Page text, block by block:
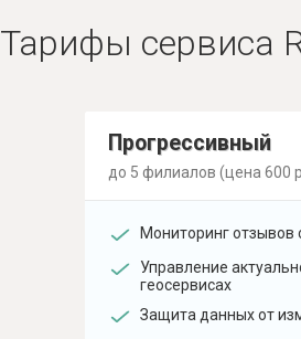
Тарифы сервиса
Прогрессивный
до 5 филиалов (цена 600
Мониторинг отзывов
Управление
геосервисах
Защита данных от